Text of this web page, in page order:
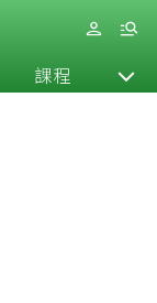
課程 退休